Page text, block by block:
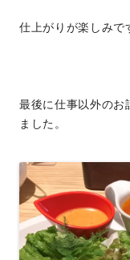
仕上がりが楽しみで
最後に仕事以外のお
ました。